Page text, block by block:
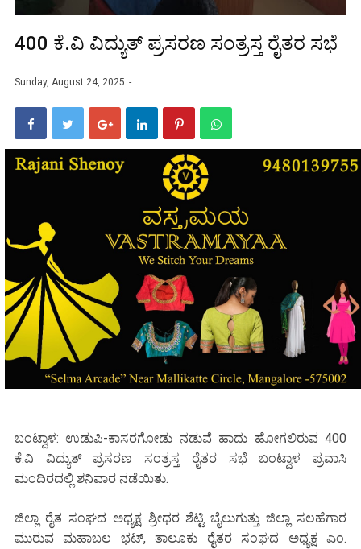
400 ಕೆ.ವಿ ವಿದ್ಯುತ್ ಪ್ರಸರಣ ಸಂತ್ರಸ್ತ ರೈತರ ಸಭೆ
Sunday, August 24, 2025
ಬಂಟ್ವಾಳ: ಉಡುಪಿ-ಕಾಸರಗೋಡು ನಡುವೆ ಹಾದು ಹೋಗಲಿರುವ 400
ಕೆ.ವಿ ವಿದ್ಯುತ್ ಪ್ರಸರಣ ಸಂತ್ರಸ್ತ ರೈತರ ಸಭೆ ಬಂಟ್ವಾಳ ಪ್ರವಾಸಿ
ಮಂದಿರದಲ್ಲಿ ಶನಿವಾರ ನಡೆಯಿತು.
ಜಿಲ್ಲಾ ರೈತ ಸಂಘದ ಅಧ್ಯಕ್ಷ ಶ್ರೀಧರ ಶೆಟ್ಟಿ ಬೈಲುಗುತ್ತು ಜಿಲ್ಲಾ ಸಲಹೆಗಾರ
ಮುರುವ ಮಹಾಬಲ ಭಟ್, ತಾಲೂಕು ರೈತರ ಸಂಘದ ಅಧ್ಯಕ್ಷ ಎಂ.